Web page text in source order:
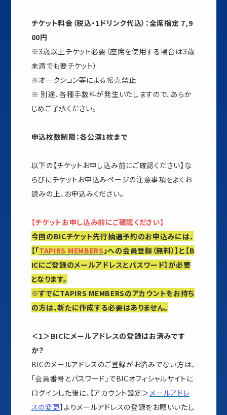
チケット料金（税込・1ドリンク代込）：全席指定 7,9
00円
※3歳以上チケット必要（座席を使用する場合は3歳
未満でも要チケット）
※オークション等による転売禁止
※ 別途、各種手数料が発生いたしますので、あらか
じめご了承ください。
申込枚数制限：各公演1枚まで
以下の【チケットお申し込み前にご確認ください】な
らびにチケットお申込みページの注意事項をよくお
読みの上、お申込みください。
【チケットお申し込み前にご確認ください】
今回のBICチケット先行抽選予約のお申込みには、
【「TAPIRS MEMBERS」への会員登録（無料）】と【B
ICにご登録のメールアドレスとパスワード】が必要
となります。
※すでにTAPIRS MEMBERSのアカウントをお持ち
の方は、新たに作成する必要はありません。
＜1＞BICにメールアドレスの登録はお済みです
か？
BICのメールアドレスのご登録がお済みでない方は、
「会員番号とパスワード」でBICオフィシャルサイトに
ログインした後に、【アカウント設定＞メールアドレ
スの変更】よりメールアドレスの登録をお願いいたし